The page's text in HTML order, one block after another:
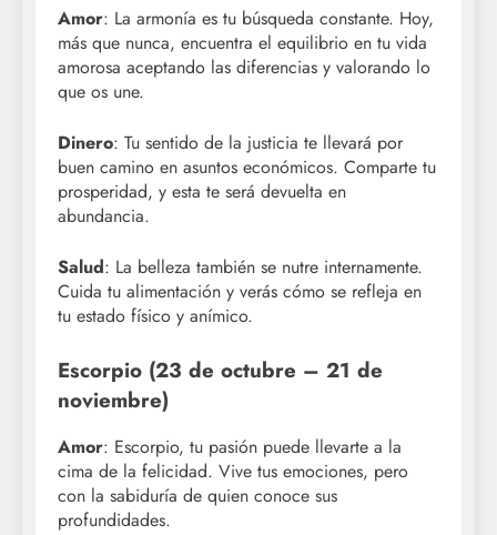
Amor: La armonía es tu búsqueda constante. Hoy,
más que nunca, encuentra el equilibrio en tu vida
amorosa aceptando las diferencias y valorando lo
que os une.
Dinero: Tu sentido de la justicia te llevará por
buen camino en asuntos económicos. Comparte tu
prosperidad, y esta te será devuelta en
abundancia.
Salud: La belleza también se nutre internamente.
Cuida tu alimentación y verás cómo se refleja en
tu estado físico y anímico.
Escorpio (23 de octubre – 21 de
noviembre)
Amor: Escorpio, tu pasión puede llevarte a la
cima de la felicidad. Vive tus emociones, pero
con la sabiduría de quien conoce sus
profundidades.